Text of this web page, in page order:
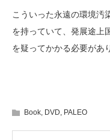
こういった永遠の環境汚
を持っていて、発展途上
を疑ってかかる必要があ
Book DVD PALEO